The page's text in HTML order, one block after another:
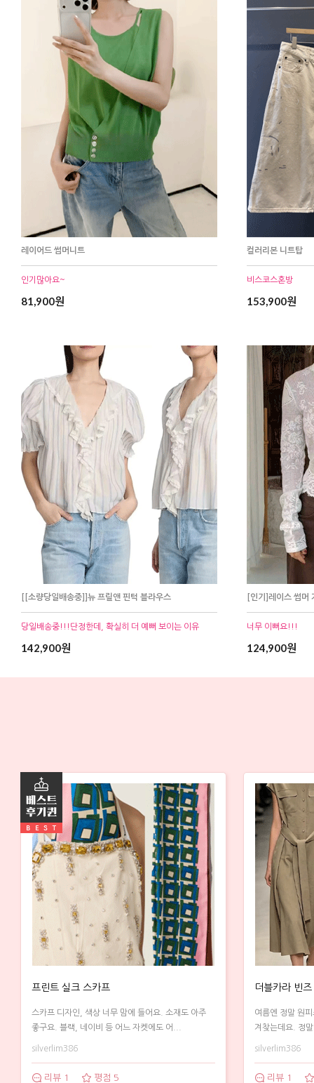
레이어드 썸머니트
인기많아요~
81,900원
컬러리본 니트탑
비스코스혼방
153,900원
[[소량당일배송중]]뉴 프릴앤 핀턱 블라우스
당일배송중!!!단정한데, 확실히 더 예뻐 보이는 이유
142,900원
[인기]레이스 썸머
너무 이뻐요!!!
124,900원
프린트 실크 스카프
스카프 디자인, 색상 너무 맘에 들어요. 소재도 아주
좋구요. 블랙, 네이비 등 어느 자켓에도 어...
silverlim386
리뷰 1 평점 5
더블카라 빈
여름엔 정말 원
겨찾는데요. 정
silverlim386
리뷰 1